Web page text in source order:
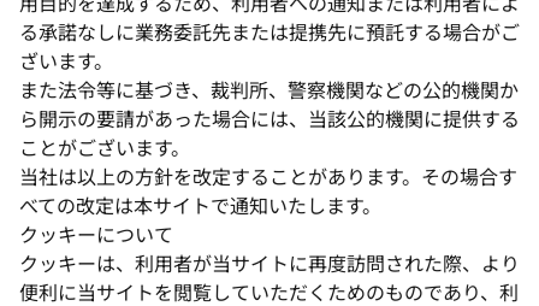
る承諾なしに業務委託先または提携先に預託する場合がご
ざいます。
また法令等に基づき、裁判所、警察機関などの公的機関か
ら開示の要請があった場合には、当該公的機関に提供する
ことがございます。
当社は以上の方針を改定することがあります。その場合す
べての改定は本サイトで通知いたします。
クッキーについて
クッキーは、利用者が当サイトに再度訪問された際、より
便利に当サイトを閲覧していただくためのものであり、利